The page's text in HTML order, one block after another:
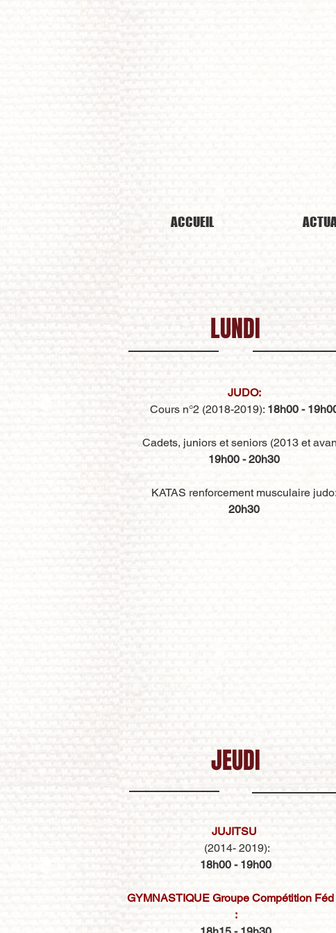
ACCUEIL
LUNDI
JUDO:
Cours n°2 (2018-2019): 18h00 -
Cadets, juniors et seniors (2013 et
19h00 - 20h30
KATAS renforcement musculaire judo:
20h30
JEUDI
JUJITSU
(2014- 2019):
18h00 - 19h00
GYMNASTIQUE Groupe Compétition
: